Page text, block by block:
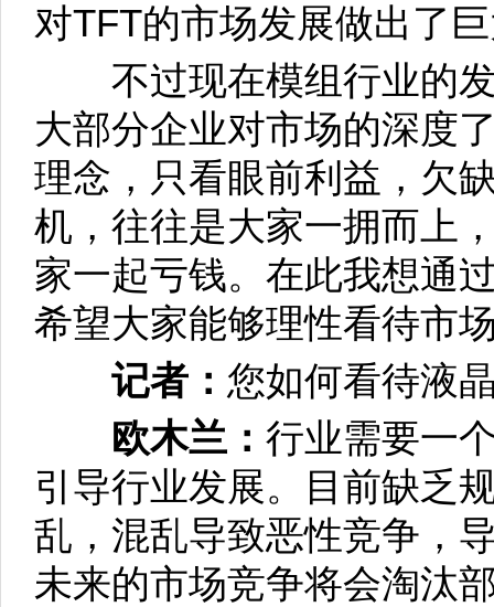
对TFT的市场发展做出了
不过现在模组行业的发
大部分企业对市场的深度
理念，只看眼前利益，欠
机，往往是大家一拥而上
家一起亏钱。在此我想通
希望大家能够理性看待市
记者： 您如何看待液
欧木兰： 行业需要一
引导行业发展。目前缺乏
乱，混乱导致恶性竞争，
未来的市场竞争将会淘汰